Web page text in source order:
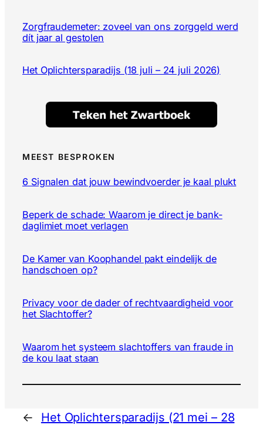
Zorgfraudemeter: zoveel van ons zorggeld werd
dít jaar al gestolen
Het Oplichtersparadijs (18 juli – 24 juli 2026)
MEEST BESPROKEN
6 Signalen dat jouw bewindvoerder je kaal plukt
Beperk de schade: Waarom je direct je bank-
daglimiet moet verlagen
De Kamer van Koophandel pakt eindelijk de
handschoen op?
Privacy voor de dader of rechtvaardigheid voor
het Slachtoffer?
Waarom het systeem slachtoffers van fraude in
de kou laat staan
←
Het Oplichtersparadijs (21 mei – 28